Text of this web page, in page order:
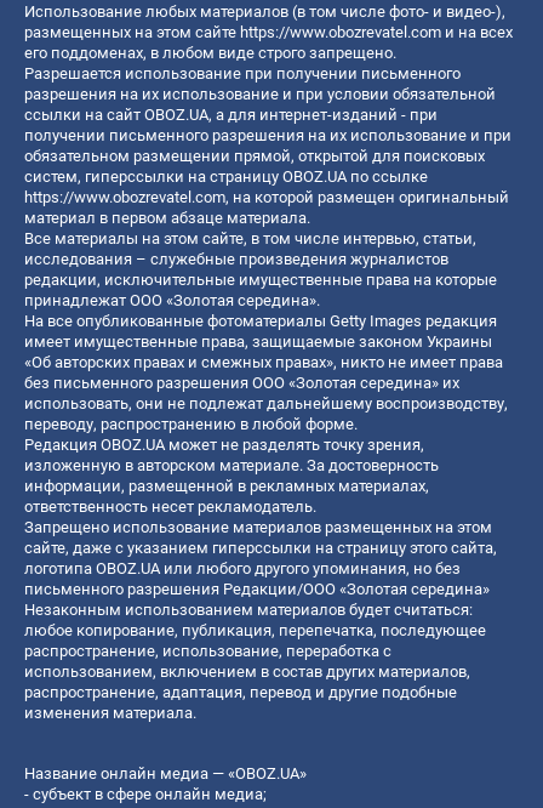
Использование любых материалов (в том числе фото- и видео-),
размещенных на этом сайте https://www.obozrevatel.com и на всех
его поддоменах, в любом виде строго запрещено.
Разрешается использование при получении письменного
разрешения на их использование и при условии обязательной
ссылки на сайт OBOZ.UA, а для интернет-изданий - при
получении письменного разрешения на их использование и при
обязательном размещении прямой, открытой для поисковых
систем, гиперссылки на страницу OBOZ.UA по ссылке
https://www.obozrevatel.com, на которой размещен оригинальный
материал в первом абзаце материала.
Все материалы на этом сайте, в том числе интервью, статьи,
исследования – служебные произведения журналистов
редакции, исключительные имущественные права на которые
принадлежат ООО «Золотая середина».
На все опубликованные фотоматериалы Getty Images редакция
имеет имущественные права, защищаемые законом Украины
«Об авторских правах и смежных правах», никто не имеет права
без письменного разрешения ООО «Золотая середина» их
использовать, они не подлежат дальнейшему воспроизводству,
переводу, распространению в любой форме.
Редакция OBOZ.UA может не разделять точку зрения,
изложенную в авторском материале. За достоверность
информации, размещенной в рекламных материалах,
ответственность несет рекламодатель.
Запрещено использование материалов размещенных на этом
сайте, даже с указанием гиперссылки на страницу этого сайта,
логотипа OBOZ.UA или любого другого упоминания, но без
письменного разрешения Редакции/ООО «Золотая середина»
Незаконным использованием материалов будет считаться:
любое копирование, публикация, перепечатка, последующее
распространение, использование, переработка с
использованием, включением в состав других материалов,
распространение, адаптация, перевод и другие подобные
изменения материала.
Название онлайн медиа — «OBOZ.UA»
- субъект в сфере онлайн медиа;